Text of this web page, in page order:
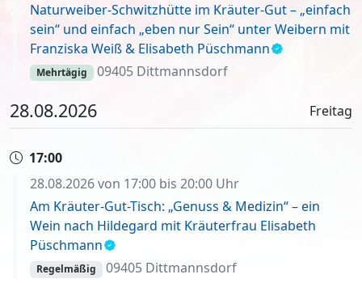
Naturweiber-Schwitzhütte im Kräuter-Gut – „einfach
sein“ und einfach „eben nur Sein“ unter Weibern mit
Franziska Weiß & Elisabeth Püschmann
Mehrtägig 09405 Dittmannsdorf
28.08.2026 Freitag
17:00
28.08.2026 von 17:00 bis 20:00 Uhr
Am Kräuter-Gut-Tisch: „Genuss & Medizin“ – ein
Wein nach Hildegard mit Kräuterfrau Elisabeth
Püschmann
Regelmäßig 09405 Dittmannsdorf